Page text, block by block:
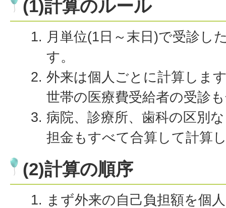
(1)計算のルール
月単位(1日～末日)で受診し
す。
外来は個人ごとに計算しま
世帯の医療費受給者の受診
病院、診療所、歯科の区別
担金もすべて合算して計算
(2)計算の順序
まず外来の自己負担額を個